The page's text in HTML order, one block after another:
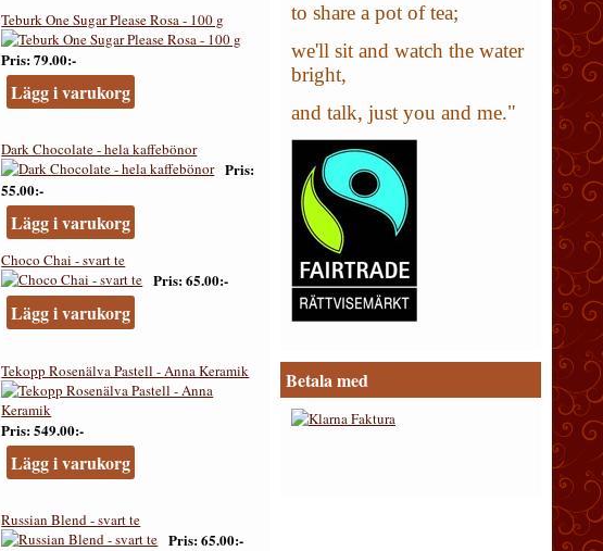
Teburk One Sugar Please Rosa - 100 g
Pris 79.00:-
Lägg i varukorg
Dark Chocolate - hela kaffebönor
Pris
55.00:-
Lägg i varukorg
Choco Chai - svart te
Pris 65.00:-
Lägg i varukorg
Tekopp Rosenälva Pastell - Anna Keramik
Pris 549.00:-
Lägg i varukorg
Russian Blend - svart te
Pris 65.00:-
to share a pot of tea;
we'll sit and watch the water
bright,
and talk, just you and me."
Betala med